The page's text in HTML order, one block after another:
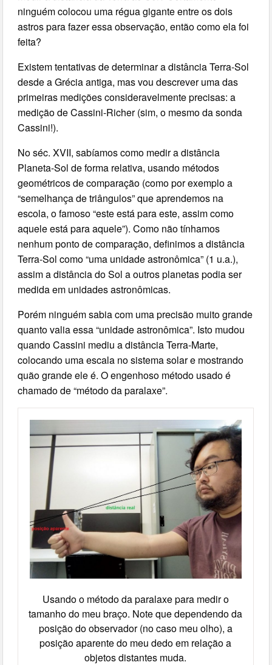
ninguém colocou uma régua gigante entre os dois
astros para fazer essa observação, então como ela foi
feita?
Existem tentativas de determinar a distância Terra-Sol
desde a Grécia antiga, mas vou descrever uma das
primeiras medições consideravelmente precisas: a
medição de Cassini-Richer (sim, o mesmo da sonda
Cassini!).
No séc. XVII, sabíamos como medir a distância
Planeta-Sol de forma relativa, usando métodos
geométricos de comparação (como por exemplo a
“semelhança de triângulos” que aprendemos na
escola, o famoso “este está para este, assim como
aquele está para aquele”). Como não tínhamos
nenhum ponto de comparação, definimos a distância
Terra-Sol como “uma unidade astronômica” (1 u.a.),
assim a distância do Sol a outros planetas podia ser
medida em unidades astronômicas.
Porém ninguém sabia com uma precisão muito grande
quanto valia essa “unidade astronômica”. Isto mudou
quando Cassini mediu a distância Terra-Marte,
colocando uma escala no sistema solar e mostrando
quão grande ele é. O engenhoso método usado é
chamado de “método da paralaxe”.
Usando o método da paralaxe para medir o
tamanho do meu braço. Note que dependendo da
posição do observador (no caso meu olho), a
posição aparente do meu dedo em relação a
objetos distantes muda.